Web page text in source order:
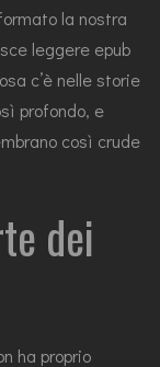
la nostra
leggere epub
c’è nelle storie
profondo, e
così crude
dei
ha proprio